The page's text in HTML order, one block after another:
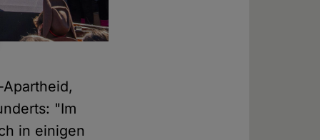
"Im
in einigen